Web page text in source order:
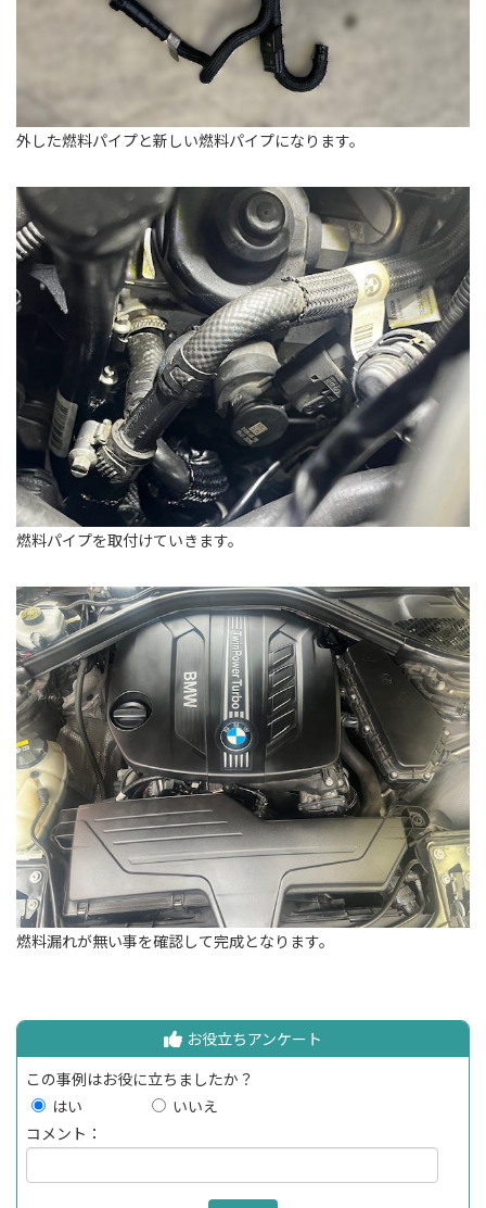
外した燃料パイプと新しい燃料パイプになります。
燃料パイプを取付けていきます。
燃料漏れが無い事を確認して完成となります。
お役立ちアンケート
この事例はお役に立ちましたか？
はい
いいえ
コメント：